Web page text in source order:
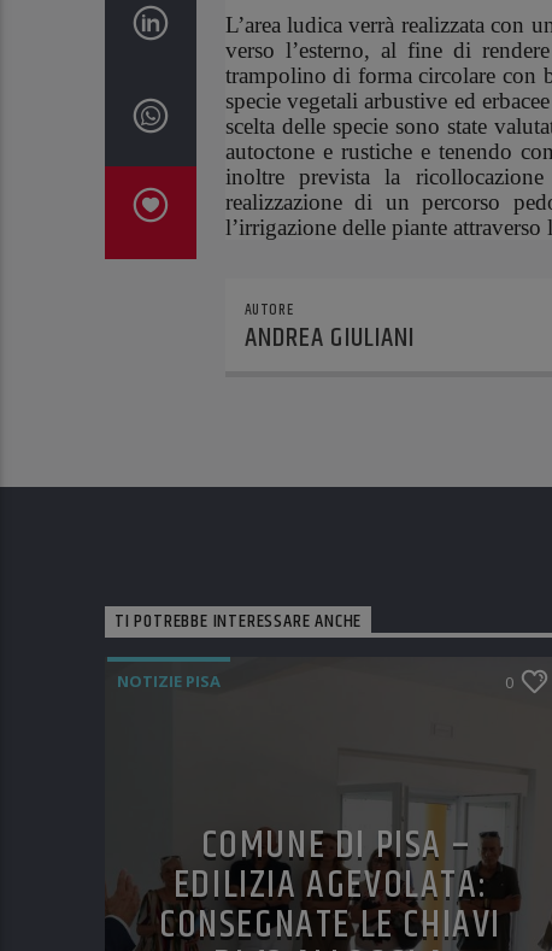
L’area ludica verrà realizzata con
verso l’esterno, al fine di
trampolino di forma circolare con
specie vegetali arbustive ed
scelta delle specie sono state
autoctone e rustiche e tenendo
inoltre prevista la
realizzazione di un percorso
l’irrigazione delle piante
AUTORE
ANDREA GIULIANI
TI POTREBBE INTERESSARE ANCHE
NOTIZIE PISA 0
COMUNE DI PISA –
EDILIZIA AGEVOLATA:
CONSEGNATE LE CHIAVI